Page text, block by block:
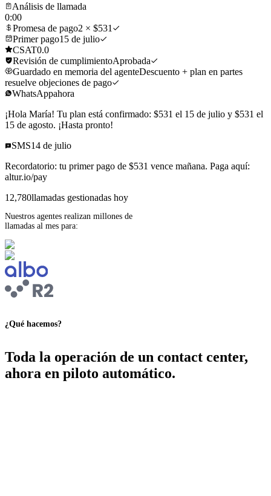
Análisis de llamada
0:00
Promesa de pago2 × $531
Primer pago15 de julio
CSAT0.0
Revisión de cumplimientoAprobada
Guardado en memoria del agenteDescuento + plan en partes
resuelve objeciones de pago
WhatsAppahora
¡Hola María! Tu plan está confirmado: $531 el 15 de julio y $531 el
15 de agosto. ¡Hasta pronto!
SMS14 de julio
Recordatorio: tu primer pago de $531 vence mañana. Paga aquí:
altur.io/pay
12,780llamadas gestionadas hoy
Nuestros agentes realizan millones de
llamadas al mes para:
¿Qué hacemos?
Toda la operación de un contact center,
ahora en piloto automático.